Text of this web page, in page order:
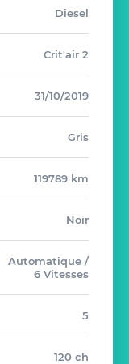
Diesel
Crit'air 2
31/10/2019
Gris
119789 km
Noir
Automatique /
6 Vitesses
5
120 ch